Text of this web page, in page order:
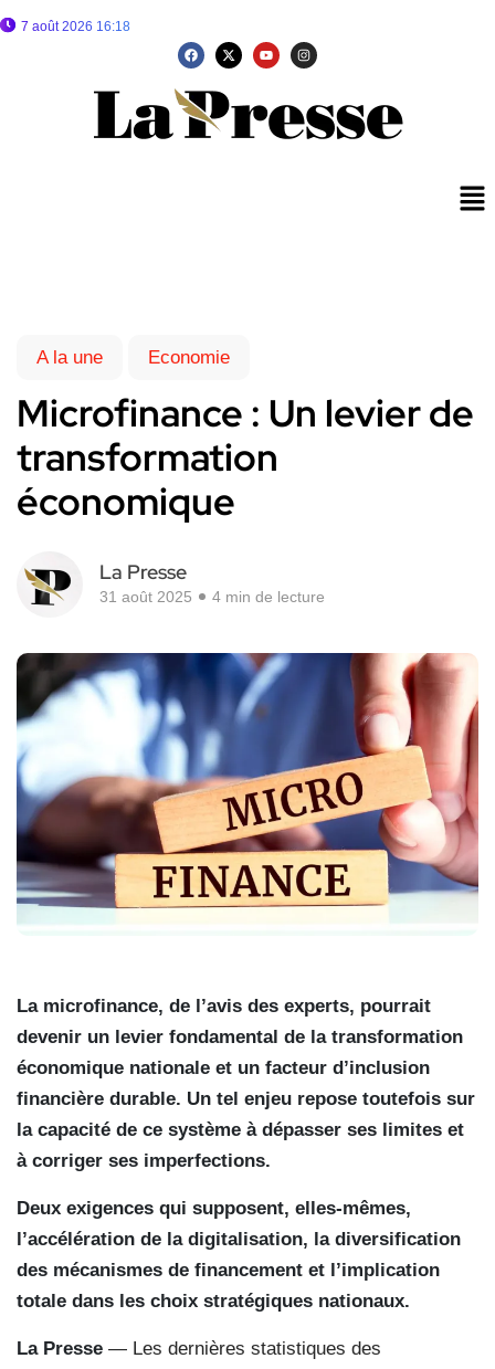
7 août 2026 16:18
A la une Economie
Microfinance : Un levier de
transformation
économique
La Presse
31 août 2025 4 min de lecture
La microfinance, de l’avis des experts, pourrait
devenir un levier fondamental de la transformation
économique nationale et un facteur d’inclusion
financière durable. Un tel enjeu repose toutefois sur
la capacité de ce système à dépasser ses limites et
à corriger ses imperfections.
Deux exigences qui supposent, elles-mêmes,
l’accélération de la digitalisation, la diversification
des mécanismes de financement et l’implication
totale dans les choix stratégiques nationaux.
La Presse — Les dernières statistiques des